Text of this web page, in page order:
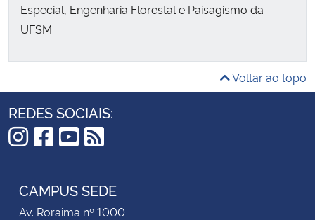
Especial, Engenharia Florestal e Paisagismo da
UFSM.
Voltar ao topo
REDES SOCIAIS:
Instagram
Facebook
YouTube
RSS
CAMPUS SEDE
Av. Roraima nº 1000